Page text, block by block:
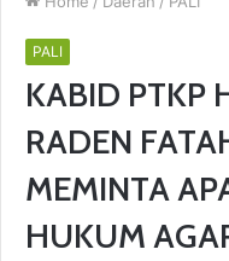
PALI
KABID PTKP
RADEN
MEMINTA
HUKUM